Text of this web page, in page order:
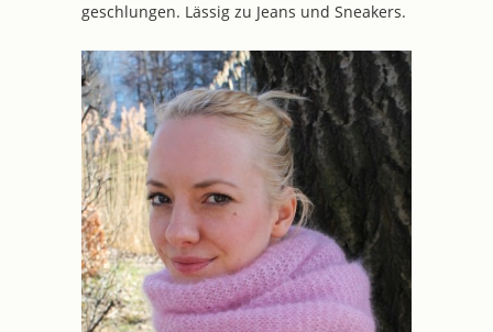
geschlungen. Lässig zu Jeans und Sneakers.